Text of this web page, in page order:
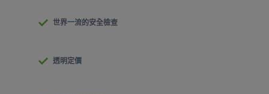
世界一流的安全檢查
透明定價